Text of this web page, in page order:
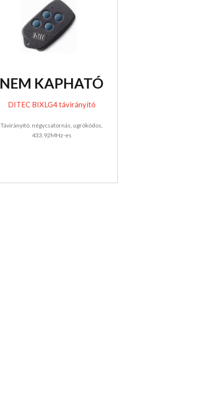
NEM KAPHATÓ
DITEC BIXLG4 távirányító
Távirányító, négycsatornás, ugrókódos,
433.92MHz-es